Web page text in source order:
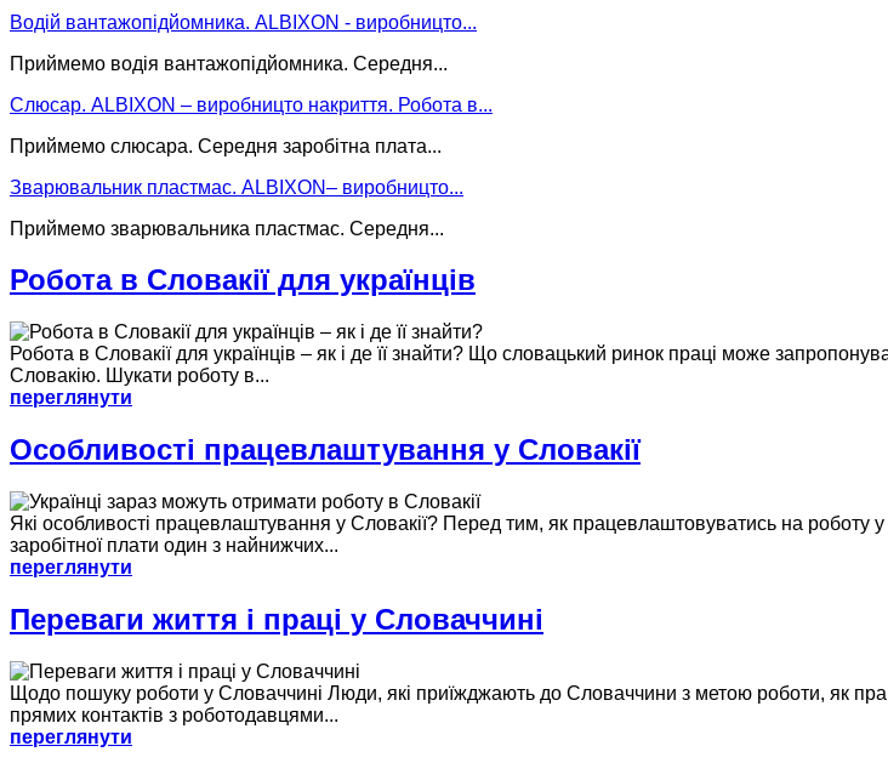
Водій вантажопідйомника. ALBIXON - виробницто...
Приймемо водія вантажопідйомника. Середня...
Слюсар. ALBIXON – виробницто накриття. Робота в...
Приймемо слюсара. Середня заробітна плата...
Зварювальник пластмас. ALBIXON– виробницто...
Приймемо зварювальника пластмас. Середня...
Робота в Словакії для українців
Робота в Словакії для українців – як і де її знайти? Що словацький ринок праці може
Словакію. Шукати роботу в...
переглянути
Особливості працевлаштування у Словакії
Які особливості працевлаштування у Словакії? Перед тим, як працевлаштовуватись на роботу у
заробітної плати один з найнижчих...
переглянути
Переваги життя і праці у Словаччині
Щодо пошуку роботи у Словаччині Люди, які приїжджають до Словаччини з метою роботи, як
прямих контактів з роботодавцями...
переглянути